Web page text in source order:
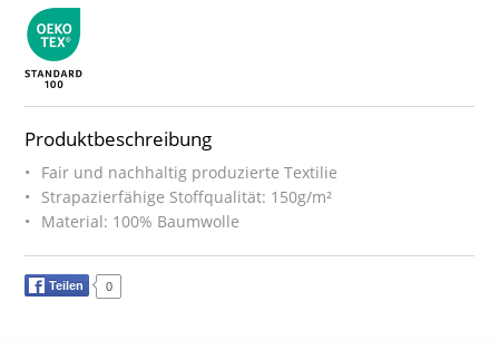
Produktbeschreibung
Fair und nachhaltig produzierte Textilie
Strapazierfähige Stoffqualität: 150g/m²
Material: 100% Baumwolle
Teilen 0